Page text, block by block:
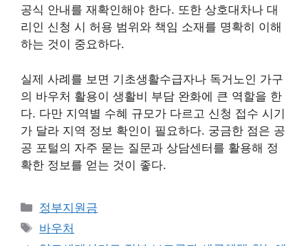
공식 안내를 재확인해야 한다. 또한 상호대차나 대
리인 신청 시 허용 범위와 책임 소재를 명확히 이해
하는 것이 중요하다.
실제 사례를 보면 기초생활수급자나 독거노인 가구
의 바우처 활용이 생활비 부담 완화에 큰 역할을 한
다. 다만 지역별 수혜 규모가 다르고 신청 접수 시기
가 달라 지역 정보 확인이 필요하다. 궁금한 점은 공
공 포털의 자주 묻는 질문과 상담센터를 활용해 정
확한 정보를 얻는 것이 좋다.
카
테
고
정부지원금
태
그
바우처